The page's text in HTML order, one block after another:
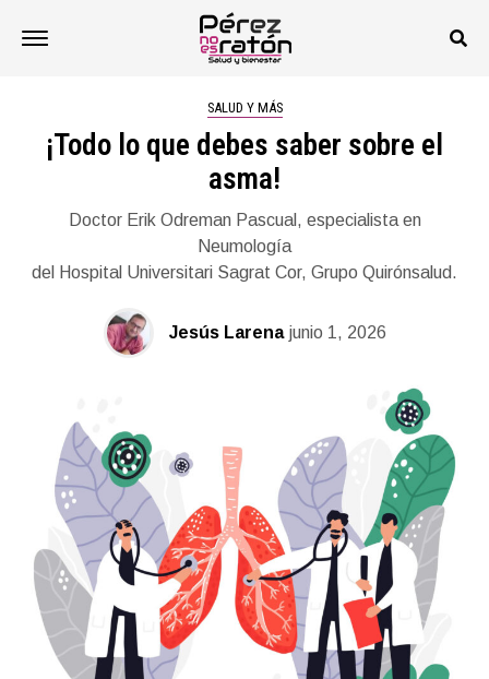
SALUD Y MÁS
¡Todo lo que debes saber sobre el
asma!
Doctor Erik Odreman Pascual, especialista en
Neumología
del Hospital Universitari Sagrat Cor, Grupo Quirónsalud.
Jesús Larena junio 1, 2026